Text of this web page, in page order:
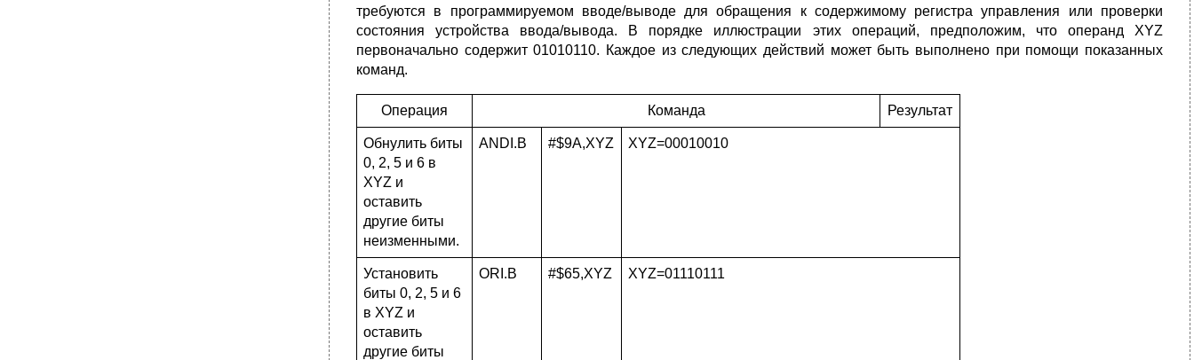
требуются в программируемом вводе/выводе для обращения к содержимому регистра управления или проверки
состояния устройства ввода/вывода. В порядке иллюстрации этих операций, предположим, что операнд XYZ
первоначально содержит 01010110. Каждое из следующих действий может быть выполнено при помощи показанных
команд.
Операция Команда Результат
Обнулить биты
0, 2, 5 и 6 в
XYZ и
оставить
другие биты
неизменными.
ANDI.B #$9A,XYZ XYZ=00010010
Установить
биты 0, 2, 5 и 6
в XYZ и
оставить
другие биты
ORI.B #$65,XYZ XYZ=01110111